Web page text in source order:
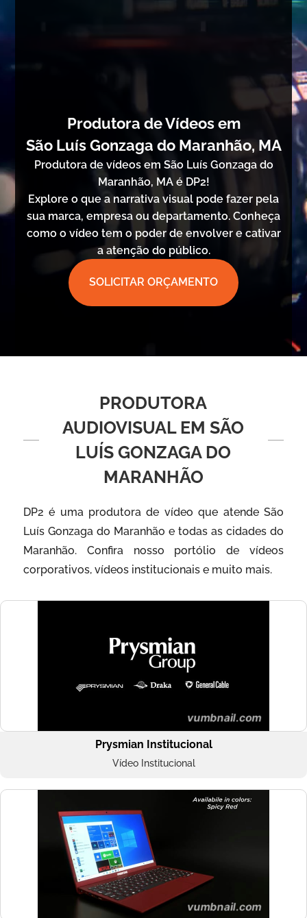
Produtora de Vídeos em
São Luís Gonzaga do Maranhão, MA
Produtora de vídeos em São Luís Gonzaga do
Maranhão, MA é DP2!
Explore o que a narrativa visual pode fazer pela
sua marca, empresa ou departamento. Conheça
como o vídeo tem o poder de envolver e cativar
a atenção do público.
SOLICITAR ORÇAMENTO
PRODUTORA
AUDIOVISUAL EM SÃO
LUÍS GONZAGA DO
MARANHÃO
DP2 é uma produtora de vídeo que atende São
Luís Gonzaga do Maranhão e todas as cidades do
Maranhão. Confira nosso portólio de vídeos
corporativos, vídeos institucionais e muito mais.
Prysmian Institucional
Vídeo Institucional